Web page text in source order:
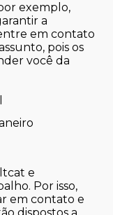
exemplo,
a
em contato
pois os
você da
e
Por isso,
em contato e